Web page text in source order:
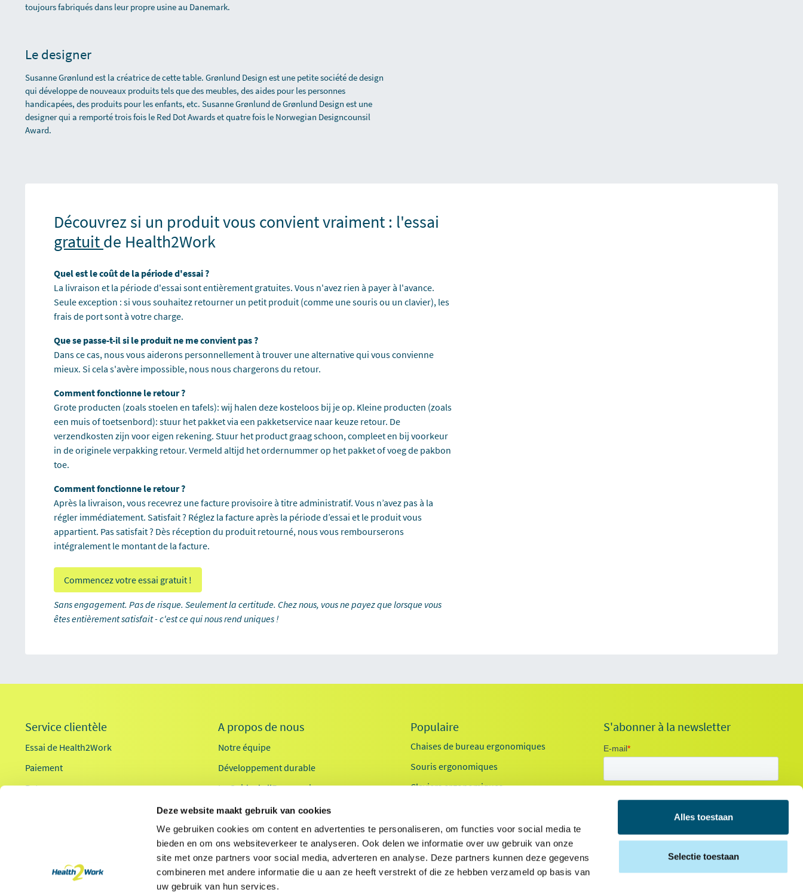
Deze website maakt gebruik van cookies
We gebruiken cookies om content en advertenties te personaliseren, om functies voor social media te
bieden en om ons websiteverkeer te analyseren. Ook delen we informatie over uw gebruik van onze
site met onze partners voor social media, adverteren en analyse. Deze partners kunnen deze gegevens
combineren met andere informatie die u aan ze heeft verstrekt of die ze hebben verzameld op basis van
uw gebruik van hun services.
Alles toestaan
Selectie toestaan
toujours fabriqués dans leur propre usine au Danemark.
Le designer
Susanne Grønlund est la créatrice de cette table. Grønlund Design est une petite société de design
qui développe de nouveaux produits tels que des meubles, des aides pour les personnes
handicapées, des produits pour les enfants, etc. Susanne Grønlund de Grønlund Design est une
designer qui a remporté trois fois le Red Dot Awards et quatre fois le Norwegian Designcounsil
Award.
Découvrez si un produit vous convient vraiment : l'essai
gratuitde Health2Work
Quel est le coût de la période d'essai ?
La livraison et la période d'essai sont entièrement gratuites. Vous n'avez rien à payer à l'avance.
Seule exception : si vous souhaitez retourner un petit produit (comme une souris ou un clavier), les
frais de port sont à votre charge.
Que se passe-t-il si le produit ne me convient pas ?
Dans ce cas, nous vous aiderons personnellement à trouver une alternative qui vous convienne
mieux. Si cela s'avère impossible, nous nous chargerons du retour.
Comment fonctionne le retour ?
Grote producten (zoals stoelen en tafels): wij halen deze kosteloos bij je op. Kleine producten (zoals
een muis of toetsenbord): stuur het pakket via een pakketservice naar keuze retour. De
verzendkosten zijn voor eigen rekening. Stuur het product graag schoon, compleet en bij voorkeur
in de originele verpakking retour. Vermeld altijd het ordernummer op het pakket of voeg de pakbon
toe.
Comment fonctionne le retour ?
Après la livraison, vous recevrez une facture provisoire à titre administratif. Vous n’avez pas à la
régler immédiatement. Satisfait ? Réglez la facture après la période d’essai et le produit vous
appartient. Pas satisfait ? Dès réception du produit retourné, nous vous rembourserons
intégralement le montant de la facture.
Commencez votre essai gratuit !
Sans engagement. Pas de risque. Seulement la certitude. Chez nous, vous ne payez que lorsque vous
êtes entièrement satisfait - c'est ce qui nous rend uniques !
Service clientèle
Essai de Health2Work
Paiement
Retour
A propos de nous
Notre équipe
Développement durable
Le Guide de l'Ergonomie
Populaire
Chaises de bureau ergonomiques
Souris ergonomiques
Claviers ergonomiques
Exosquelettes
Supports pour ordinateurs portables
S'abonner à la newsletter